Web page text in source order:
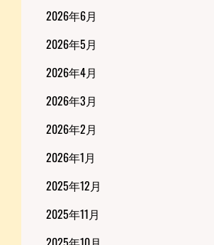
2026年6月
2026年5月
2026年4月
2026年3月
2026年2月
2026年1月
2025年12月
2025年11月